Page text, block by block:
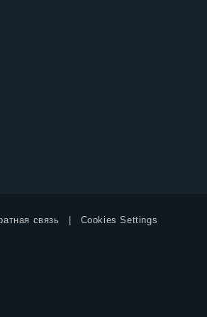
связь Cookies Settings